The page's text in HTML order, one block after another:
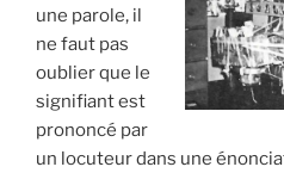
une parole, il
ne faut pas
oublier que le
signifiant est
prononcé par
un locuteur dans une